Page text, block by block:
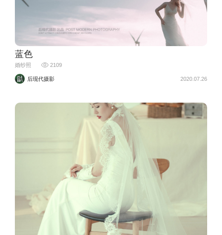
蓝色
婚纱照 2109
后现代摄影 2020.07.26